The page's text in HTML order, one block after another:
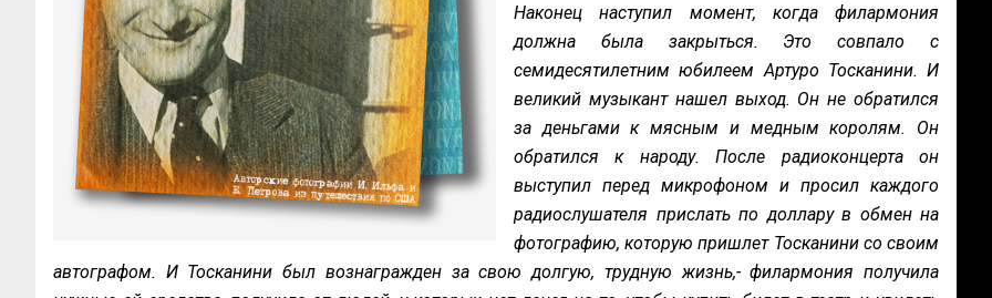
Наконец наступил момент, когда филармония
должна была закрыться. Это совпало с
семидесятилетним юбилеем Артуро Тосканини. И
великий музыкант нашел выход. Он не обратился
за деньгами к мясным и медным королям. Он
обратился к народу. После радиоконцерта он
выступил перед микрофоном и просил каждого
радиослушателя прислать по доллару в обмен на
фотографию, которую пришлет Тосканини со своим
автографом. И Тосканини был вознагражден за свою долгую, трудную жизнь,- филармония получила